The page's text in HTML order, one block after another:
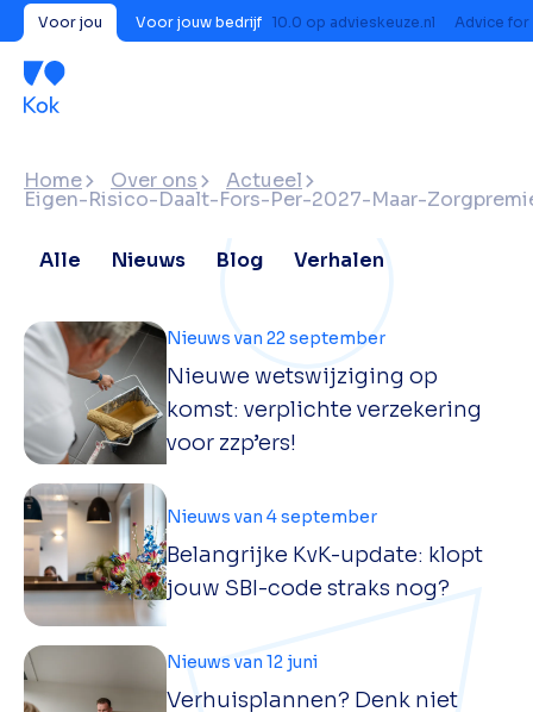
Voor jou Voor jouw bedrijf 10.0 op advieskeuze.nl Advice for
Home Over ons Actueel
Eigen-Risico-Daalt-Fors-Per-2027-Maar-
Alle Nieuws Blog Verhalen
Nieuwe wetswijziging op
komst: verplichte verzekering
voor zzp’ers!
Nieuws van 22 september
Belangrijke KvK-update: klopt
jouw SBI-code straks nog?
Nieuws van 4 september
Verhuisplannen? Denk niet
Nieuws van 12 juni